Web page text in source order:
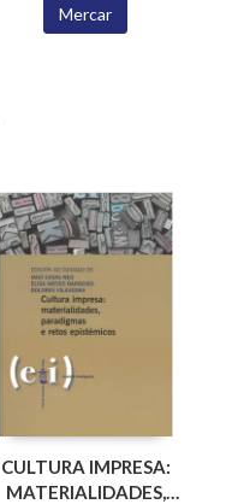
Mercar
CULTURA IMPRESA:
MATERIALIDADES,